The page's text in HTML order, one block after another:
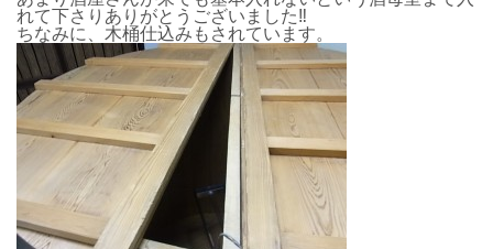
れて下さりありがとうございました‼
ちなみに、木桶仕込みもされています。